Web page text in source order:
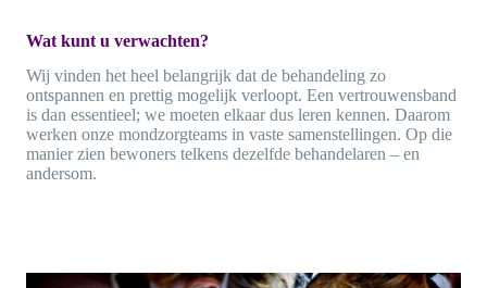
Wat kunt u verwachten?
Wij vinden het heel belangrijk dat de behandeling zo
ontspannen en prettig mogelijk verloopt. Een vertrouwensband
is dan essentieel; we moeten elkaar dus leren kennen. Daarom
werken onze mondzorgteams in vaste samenstellingen. Op die
manier zien bewoners telkens dezelfde behandelaren – en
andersom.